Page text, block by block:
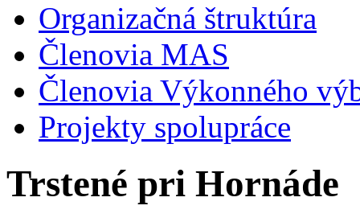
Organizačná štruktúra
Členovia MAS
Členovia Výkonného
Projekty spolupráce
Trstené pri Hornáde